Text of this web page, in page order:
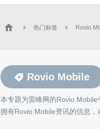
热门标签 Rovio
Rovio Mobile
本专题为雷峰网的Rovio Mobile
拥有Rovio Mobile资讯的信息，